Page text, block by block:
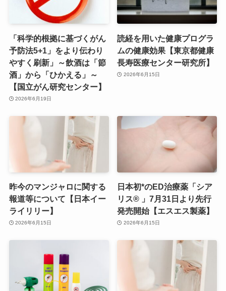
「科学的根拠に基づくがん
予防法5+1」をより伝わり
やすく刷新」～飲酒は「節
酒」から「ひかえる」～
【国立がん研究センター】
2026年6月19日
読経を用いた健康プログラ
ムの健康効果【東京都健康
長寿医療センター研究所】
2026年6月15日
昨今のマンジャロに関する
報道等について【日本イー
ライリリー】
2026年6月15日
日本初*のED治療薬「シア
リス® 」7月31日より先行
発売開始【エスエス製薬】
2026年6月15日